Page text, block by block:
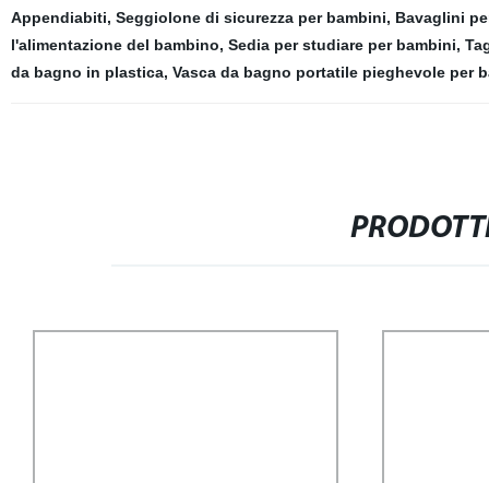
Appendiabiti, Seggiolone di sicurezza per bambini, Bavaglini
l'alimentazione del bambino, Sedia per studiare per bambini,
da bagno in plastica, Vasca da bagno portatile pieghevole per